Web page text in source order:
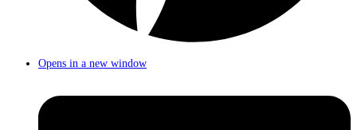
Opens in a new window